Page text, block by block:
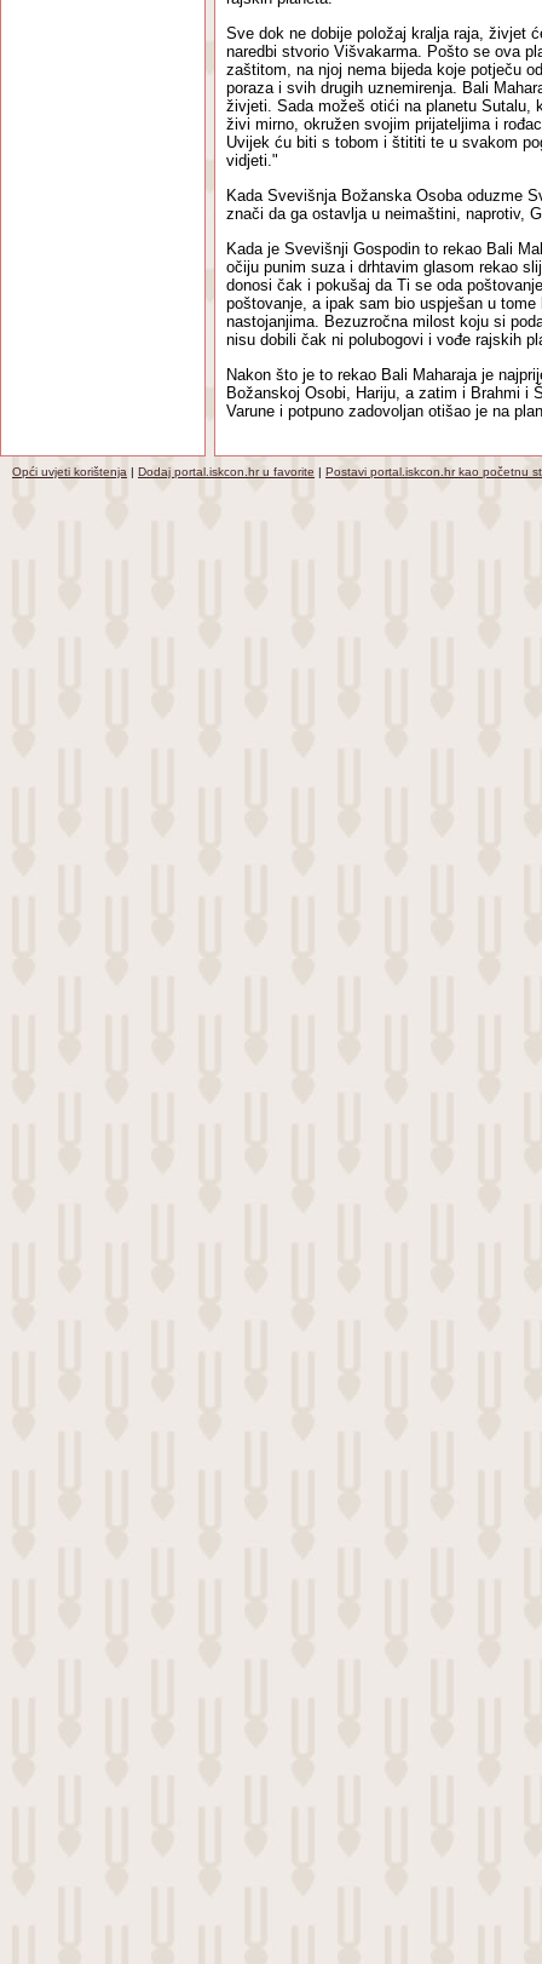
Sve dok ne dobije položaj kralja raja, živjet
naredbi stvorio Višvakarma. Pošto se ova
zaštitom, na njoj nema bijeda koje potječu
poraza i svih drugih uznemirenja. Bali
živjeti. Sada možeš otići na planetu Sutalu,
živi mirno, okružen svojim prijateljima i
Uvijek ću biti s tobom i štititi te u svakom
vidjeti."
Kada Svevišnja Božanska Osoba oduzme
znači da ga ostavlja u neimaštini, naprotiv,
Kada je Svevišnji Gospodin to rekao Bali
očiju punim suza i drhtavim glasom rekao
donosi čak i pokušaj da Ti se oda
poštovanje, a ipak sam bio uspješan u
nastojanjima. Bezuzročna milost koju si
nisu dobili čak ni polubogovi i vođe rajskih
Nakon što je to rekao Bali Maharaja je
Božanskoj Osobi, Hariju, a zatim i Brahmi i
Varune i potpuno zadovoljan otišao je na
Opći uvjeti korištenja | Dodaj portal.iskcon.hr u favorite | Postavi portal.iskcon.hr kao početnu